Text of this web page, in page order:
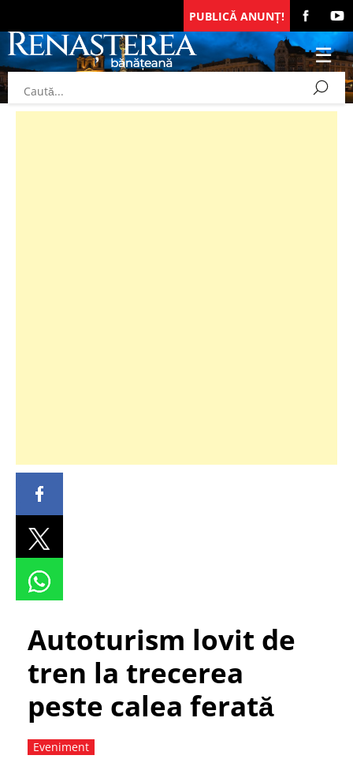
PUBLICĂ ANUNȚ!
Autoturism lovit de
tren la trecerea
peste calea ferată
Eveniment